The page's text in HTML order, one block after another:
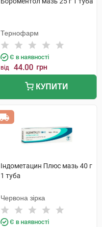
Тернофарм
Є в наявності
від 44.00 грн
КУПИТИ
Індометацин Плюс мазь 40 г
1 туба
Червона зірка
Є в наявності